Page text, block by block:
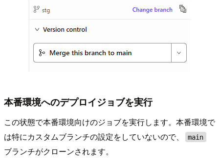
本番環境へのデプロイジョブを実行
この状態で本番環境向けのジョブを実行します。本番環境で
は特にカスタムブランチの設定をしていないので、
main
ブランチがクローンされます。